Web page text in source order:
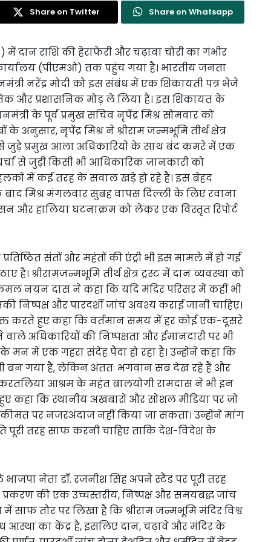
Share on Twitter Share on Whatsapp
दान राशि की हेराफेरी और चढ़ावा चोरी का गंभीर
(पीएमओ) तक पहुंच गया है। भारतीय जनता
नरेंद्र मोदी को इस संबंध में एक शिकायती पत्र भेजे
और प्रशासनिक मोड़ ले लिया है। इस शिकायत के
के पूर्व प्रमुख सचिव नृपेंद्र मिश्र सोमवार को
अनुसार, नृपेंद्र मिश्र ने श्रीराम जन्मभूमि तीर्थ क्षेत्र
से जुड़े प्रमुख आला अधिकारियों के साथ बंद कमरे में एक
से जुड़ी किसी भी आधिकारिक जानकारी को
में कई तरह के सवाल खड़े हो रहे हैं। इस बेहद
मिश्र मंगलवार सुबह वापस दिल्ली के लिए रवाना
और हालिया घटनाक्रम को लेकर एक विस्तृत रिपोर्ट
संतों और महंतों की एंट्री भी इस मामले में हो गई
हैं। श्रीरामजन्मभूमि तीर्थ क्षेत्र ट्रस्ट में दान व्यवस्था को
नयन दास ने कहा कि यदि मंदिर परिसर में कहीं भी
निष्पक्ष और पारदर्शी जांच अवश्य कराई जानी चाहिए।
करते हुए कहा कि वर्तमान समय में हर कोई एक-दूसरे
अधिकारियों की निष्पक्षता और ईमानदारी पर भी
मन में एक गहरा संदेह पैदा हो रहा है। उन्होंने कहा कि
बन गया है, लेकिन अंततः भगवान सब देख रहे हैं और
आश्रम के महंत बालयोगी रामदास ने भी इन
कहा कि स्थानीय अखबारों और सोशल मीडिया पर जो
कीमत पर नजरअंदाज नहीं किया जा सकता। उन्होंने मांग
पूरी तरह साफ करनी चाहिए ताकि देश-विदेश के
नेता डॉ. रजनीश सिंह अपने स्टैंड पर पूरी तरह
की एक उच्चस्तरीय, निष्पक्ष और समयबद्ध जांच
साफ तौर पर लिखा है कि श्रीराम जन्मभूमि मंदिर विश्व
आस्था का केंद्र है, इसलिए दान, चढ़ावे और मंदिर के